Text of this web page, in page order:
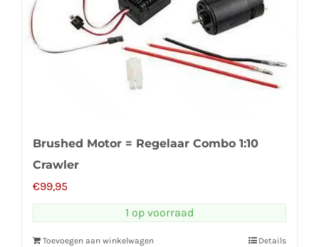
Brushed Motor = Regelaar Combo 1:10
Crawler
€99,95
1 op voorraad
Toevoegen aan winkelwagen Details